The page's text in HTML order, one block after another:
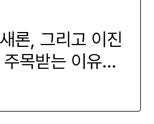
론, 그리고 이진
목받는 이유